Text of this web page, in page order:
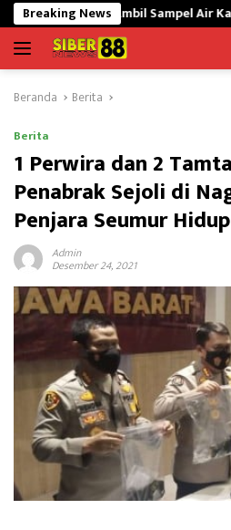
Langsung
ke
konten
Breaking News
Ambil Sampel Air Kali Way Ratai
Beranda Berita
Berita
1 Perwira dan 2
Penabrak Sejoli di
Penjara Seumur Hidup
Admin
Desember 24, 2021